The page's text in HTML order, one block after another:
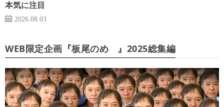
本気に注目
2026.08.03
WEB限定企画『板尾のめ゙』2025総集編